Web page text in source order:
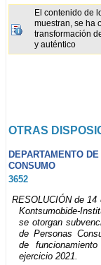
El contenido de
muestran, se ha
transformación
y auténtico
OTRAS
DEPARTAMENTO
CONSUMO
3652
RESOLUCIÓN de
Kontsumobide-
se otorgan
de Personas
de
ejercicio 2021.